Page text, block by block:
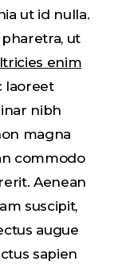
ut id nulla.
ut
enim
laoreet
nibh
magna
commodo
Aenean
suscipit,
augue
sapien